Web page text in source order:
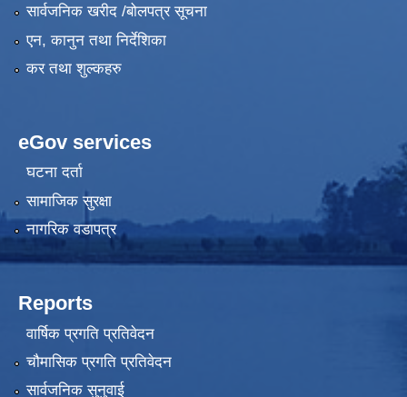
सार्वजनिक खरीद /बोलपत्र सूचना
एन, कानुन तथा निर्देशिका
कर तथा शुल्कहरु
eGov services
घटना दर्ता
सामाजिक सुरक्षा
नागरिक वडापत्र
Reports
वार्षिक प्रगति प्रतिवेदन
चौमासिक प्रगति प्रतिवेदन
सार्वजनिक सुनुवाई